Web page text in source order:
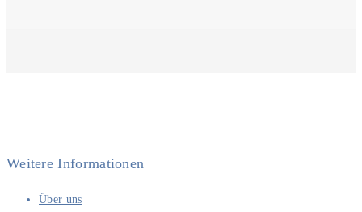
Weitere Informationen
Über uns